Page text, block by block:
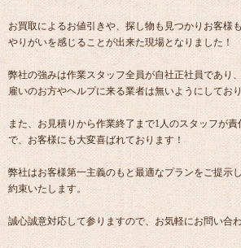
お買取によるお値引きや、探し物も見つかりお客様
やりがいを感じることが出来た現場となりました！
弊社の強みは作業スタッフ全員が自社正社員であり
雇いのお方やヘルプに来る業者は無いようにしてお
また、お見積りから作業終了まで1人のスタッフが
で、お客様にも大変喜ばれております！
弊社はお客様第一主義のもと最適なプランをご提示
約束いたします。
誠心誠意対応して参りますので、お気軽にお問い合